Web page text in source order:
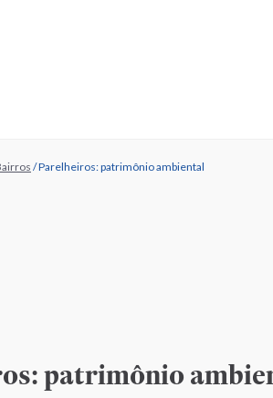
/Parelheiros: patrimônio ambiental
patrimônio